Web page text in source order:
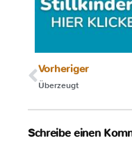
Vorheriger
Überzeugt
Schreibe einen